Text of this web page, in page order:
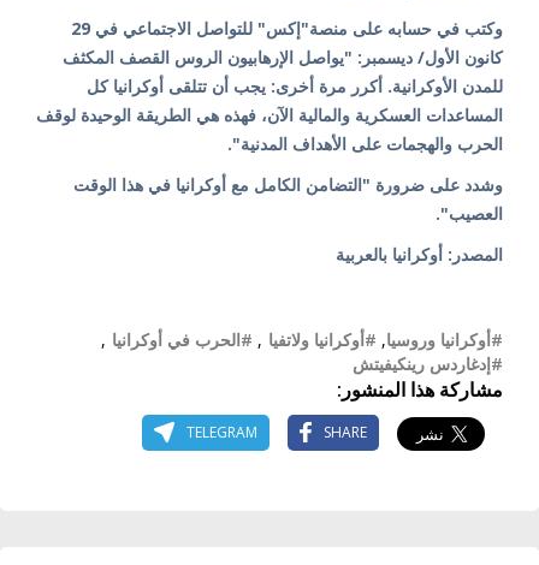
وكتب في حسابه على منصة"إكس" للتواصل الاجتماعي في 29
كانون الأول/ ديسمبر: "يواصل الإرهابيون الروس القصف المكثف
للمدن الأوكرانية. أكرر مرة أخرى: يجب أن تتلقى أوكرانيا كل
المساعدات العسكرية والمالية الآن، فهذه هي الطريقة الوحيدة لوقف
الحرب والهجمات على الأهداف المدنية".
وشدد على ضرورة "التضامن الكامل مع أوكرانيا في هذا الوقت
العصيب".
المصدر: أوكرانيا بالعربية
#أوكرانيا وروسيا, #أوكرانيا ولاتفيا , #الحرب في أوكرانيا ,
#إدغاردس رينكيفيتش
مشاركة هذا المنشور:
SHARE
TELEGRAM